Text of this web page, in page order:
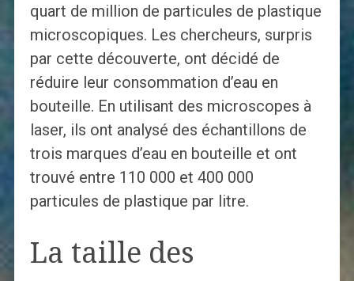
quart de million de particules de plastique
microscopiques. Les chercheurs, surpris
par cette découverte, ont décidé de
réduire leur consommation d’eau en
bouteille. En utilisant des microscopes à
laser, ils ont analysé des échantillons de
trois marques d’eau en bouteille et ont
trouvé entre 110 000 et 400 000
particules de plastique par litre.
La taille des